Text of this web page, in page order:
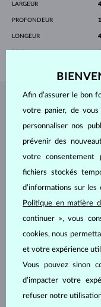
LARGEUR
PROFONDEUR
LONGEUR
BIJOUX
Afin d’assurer le bon
votre panier, de
personnaliser nos
prévenir des
votre consentement
fichiers stockés
d’informations sur
Politique en matière
continuer », vous
cookies, nous
et votre expérience
Vous pouvez sinon
d’impacter votre
refuser notre